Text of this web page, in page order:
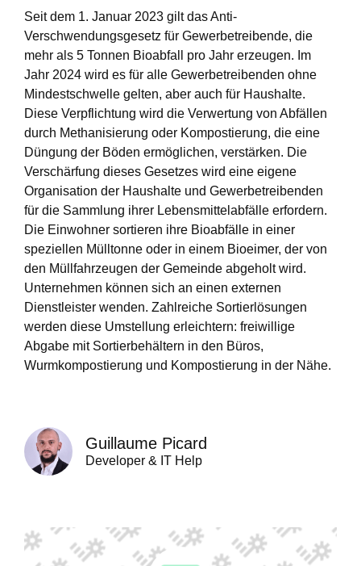
Seit dem 1. Januar 2023 gilt das Anti-
Verschwendungsgesetz für Gewerbetreibende, die
mehr als 5 Tonnen Bioabfall pro Jahr erzeugen. Im
Jahr 2024 wird es für alle Gewerbetreibenden ohne
Mindestschwelle gelten, aber auch für Haushalte.
Diese Verpflichtung wird die Verwertung von Abfällen
durch Methanisierung oder Kompostierung, die eine
Düngung der Böden ermöglichen, verstärken. Die
Verschärfung dieses Gesetzes wird eine eigene
Organisation der Haushalte und Gewerbetreibenden
für die Sammlung ihrer Lebensmittelabfälle erfordern.
Die Einwohner sortieren ihre Bioabfälle in einer
speziellen Mülltonne oder in einem Bioeimer, der von
den Müllfahrzeugen der Gemeinde abgeholt wird.
Unternehmen können sich an einen externen
Dienstleister wenden. Zahlreiche Sortierlösungen
werden diese Umstellung erleichtern: freiwillige
Abgabe mit Sortierbehältern in den Büros,
Wurmkompostierung und Kompostierung in der Nähe.
Guillaume Picard
Developer & IT Help